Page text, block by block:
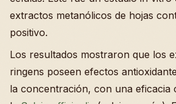
extractos metanólicos de hojas
positivo.
Los resultados mostraron que los
ringens poseen efectos
la concentración, con una eficacia